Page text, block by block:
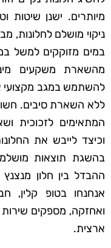
מיותרים. ישנן שיטות
ניקוי מושלם לחלונות,
במים מזוקקים למשל
מהשארת משקעים
להשתמש במגב מקצועי
ללא השארת סיבים.
המתאימים לזכוכית
וכיצד לייבש את
בהשגת תוצאות
ההבדל בין חלון
אנחנחו בטופ קלין,
ואחזקה, מספקים שירות
ארצית.